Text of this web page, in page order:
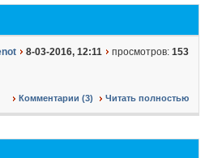
8-03-2016, 12:11 просмотров: 153
Комментарии (3) Читать полностью